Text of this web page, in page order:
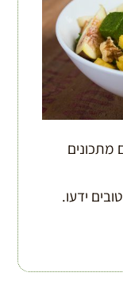
מתכונים
ידעו.